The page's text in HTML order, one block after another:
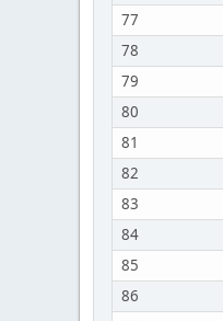
77
78
79
80
81
82
83
84
85
86